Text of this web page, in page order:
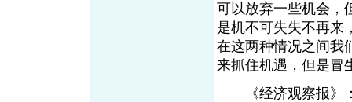
可以放弃一些机会，
是机不可失失不再来
在这两种情况之间我
来抓住机遇，但是冒
《经济观察报》：